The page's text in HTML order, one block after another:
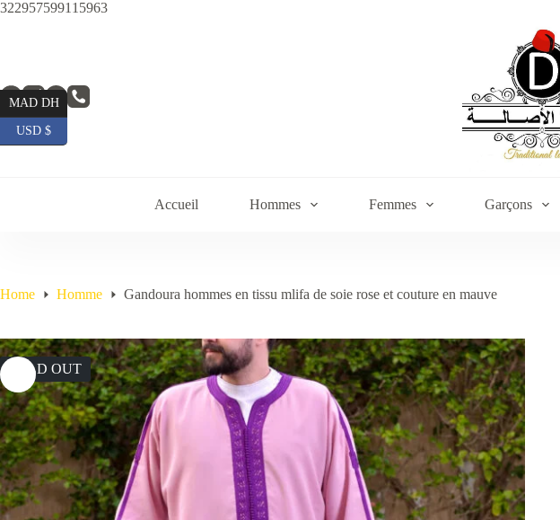
322957599115963Skip
Accueil Hommes Femmes Garçons
Home Homme Gandoura hommes en tissu mlifa de soie rose et couture en mauve
SOLD OUT
MAD DH
USD $